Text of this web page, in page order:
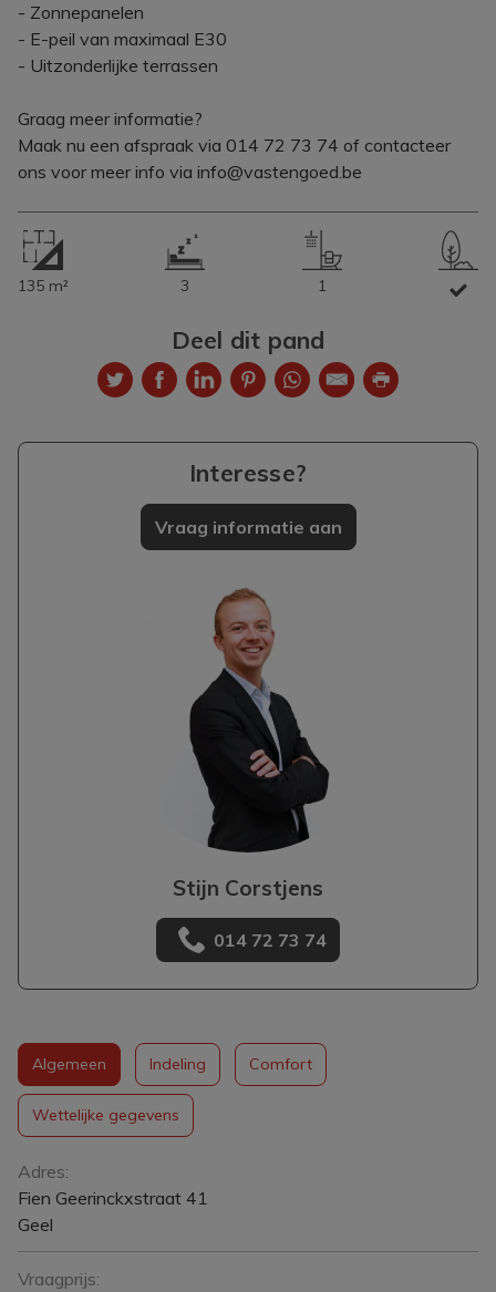
- Zonnepanelen
- E-peil van maximaal E30
- Uitzonderlijke terrassen
Graag meer informatie?
Maak nu een afspraak via 014 72 73 74 of contacteer
ons voor meer info via info@vastengoed.be
135 m² 3 1
Deel dit pand
Interesse?
Vraag informatie aan
Stijn Corstjens
014 72 73 74
Algemeen Indeling Comfort
Wettelijke gegevens
Algemeen
Adres:
Fien Geerinckxstraat 41
Geel
Vraagprijs: